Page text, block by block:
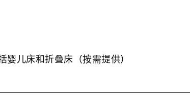
儿床和折叠床（按需提供）